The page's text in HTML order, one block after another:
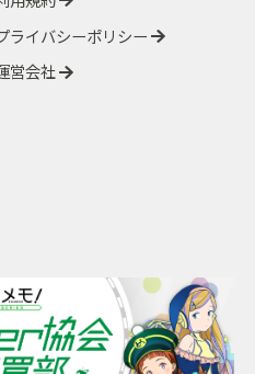
ライバシーポリシー
営会社